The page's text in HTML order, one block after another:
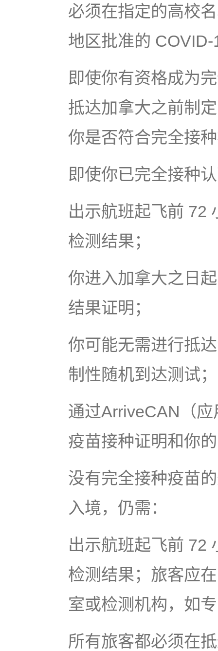
必须在指定的高校
地区批准的
即使你有资格成为
抵达加拿大之前制
你是否符合完全接
即使你已完全接种
出示航班起飞前 72
检测结果；
你进入加拿大之日
结果证明；
你可能无需进行抵
制性随机到达测试；
通过ArriveCAN（
疫苗接种证明和你
没有完全接种疫苗
入境，仍需：
出示航班起飞前 72
检测结果；旅客应
室或检测机构，如
所有旅客都必须在